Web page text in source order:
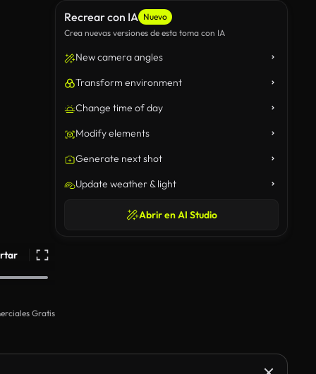
Gratis
Recrear con IA Nuevo
Crea nuevas versiones de esta toma con IA
New camera angles
Transform environment
Change time of day
Modify elements
Generate next shot
Update weather & light
Abrir en AI Studio